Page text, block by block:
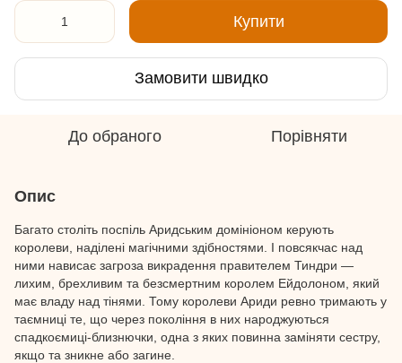
Купити
Замовити швидко
До обраного Порівняти
Опис
Багато століть поспіль Аридським домініоном керують
королеви, наділені магічними здібностями. І повсякчас над
ними нависає загроза викрадення правителем Тиндри —
лихим, брехливим та безсмертним королем Ейдолоном, який
має владу над тінями. Тому королеви Ариди ревно тримають у
таємниці те, що через покоління в них народжуються
спадкоємиці-близнючки, одна з яких повинна заміняти сестру,
якщо та зникне або загине.